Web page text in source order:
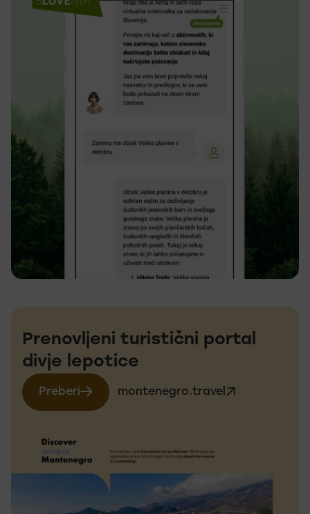
Prenovljeni turistični portal
divje lepotice
Preberi
več o montenegro.travelObiščite spletno stran
montenegro.travel